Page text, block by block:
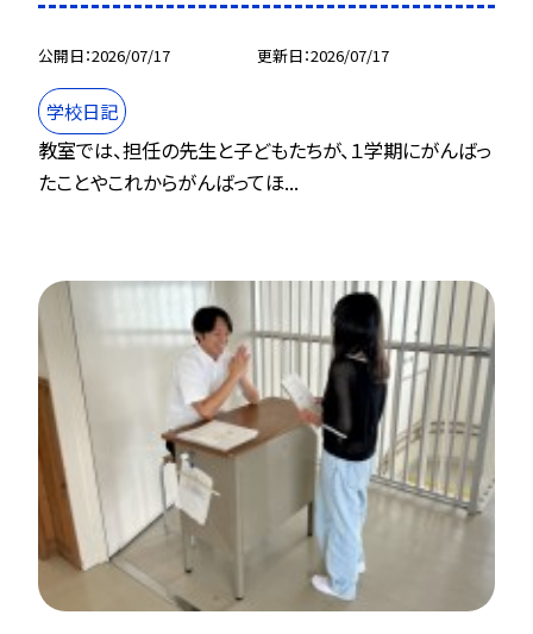
公開日 2026/07/17 更新日 2026/07/17
学校日記
教室では、担任の先生と子どもたちが、１学期にがんばっ
たことやこれからがんばってほ...